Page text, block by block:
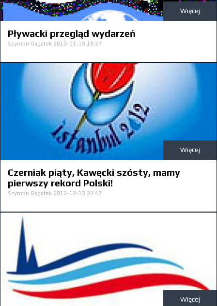
Więcej
Pływacki przegląd wydarzeń
Szymon Gagatek 2013-01-18 18:27
Więcej
Czerniak piąty, Kawęcki szósty, mamy
pierwszy rekord Polski!
Szymon Gagatek 2012-12-13 20:47
Więcej